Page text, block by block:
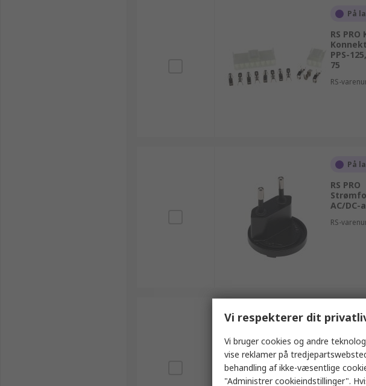
På
RS
PPS-
75
RS-
På
RS PRO
AC/DC-
RS-
Kan
RS
RS-
Vi respekterer dit
Vi bruger cookies og andre
vise reklamer på
behandling af ikke-væsentlige
"Administrer cookieindstillinger".